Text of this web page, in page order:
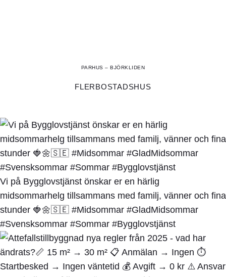
PARHUS – BJÖRKLIDEN
FLERBOSTADSHUS
Vi på Bygglovstjänst önskar er en härlig
midsommarhelg tillsammans med familj, vänner och fina
stunder 🍓🌼🇸🇪 #Midsommar #GladMidsommar
#Svensksommar #Sommar #Bygglovstjänst